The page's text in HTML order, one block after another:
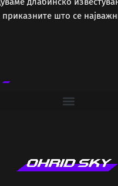
приказните што се